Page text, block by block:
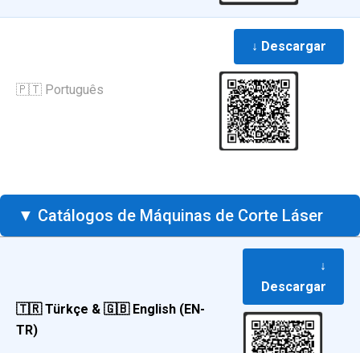
🇵🇹 Português
↓ Descargar
▼ Catálogos de Máquinas de Corte Láser
🇹🇷 Türkçe & 🇬🇧 English (EN-
TR)
↓
Descargar